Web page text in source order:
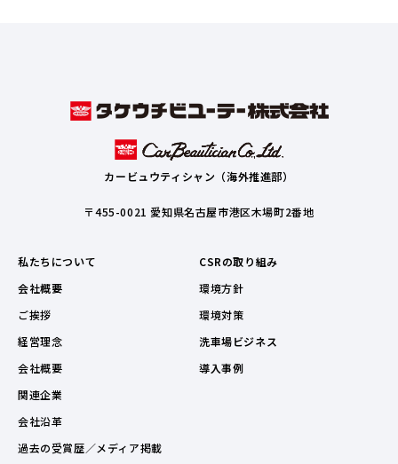
カービュウティシャン（海外推進部）
〒455-0021 愛知県名古屋市港区木場町2番地
私たちについて
会社概要
ご挨拶
経営理念
会社概要
関連企業
会社沿革
過去の受賞歴／メディア掲載
CSRの取り組み
環境方針
環境対策
洗車場ビジネス
導入事例